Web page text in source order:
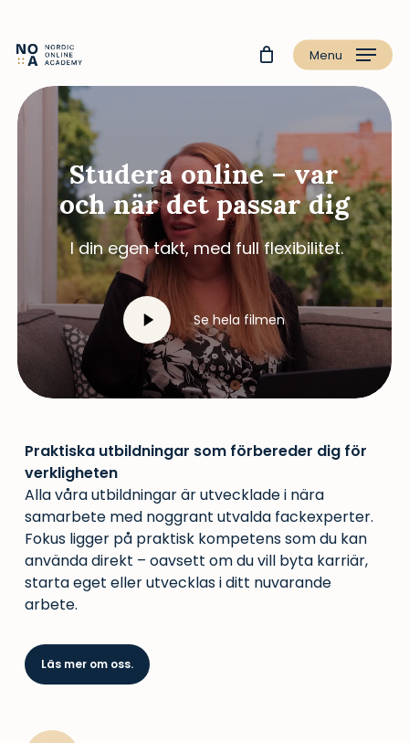
Menu
Studera online – var
och när det passar dig
I din egen takt, med full flexibilitet.
Play
Video
Se hela filmen
Praktiska utbildningar som förbereder dig för
verkligheten
Alla våra utbildningar är utvecklade i nära
samarbete med noggrant utvalda fackexperter.
Fokus ligger på praktisk kompetens som du kan
använda direkt – oavsett om du vill byta karriär,
starta eget eller utvecklas i ditt nuvarande
arbete.
Läs mer om oss.